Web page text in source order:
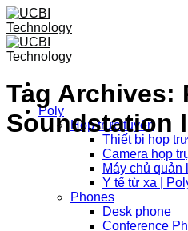
Skip
to
content
Poly
Họp trực tuyến
Thiết bị họp
Camera họp
Máy chủ quản
Y tế từ xa |
Phones
Desk phone
Conference
Tag Archives:
Soundstation